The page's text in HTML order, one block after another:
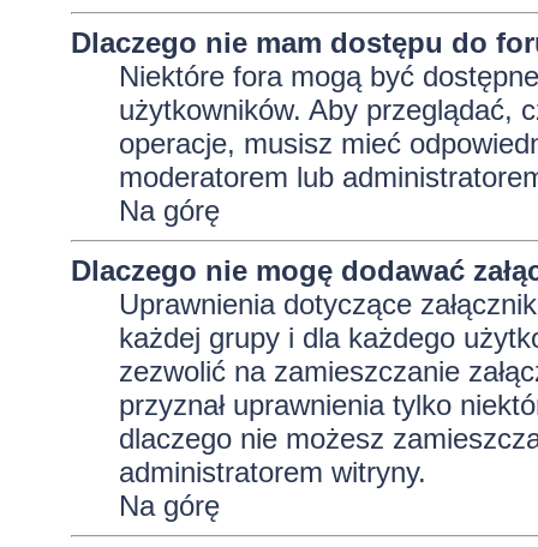
Dlaczego nie mam dostępu do
Niektóre fora mogą być
użytkowników. Aby przeglądać,
operacje, musisz mieć
moderatorem lub
Na górę
Dlaczego nie mogę dodawać
Uprawnienia dotyczące
każdej grupy i dla każdego
zezwolić na zamieszczanie
przyznał uprawnienia tylko
dlaczego nie możesz
administratorem witryny.
Na górę